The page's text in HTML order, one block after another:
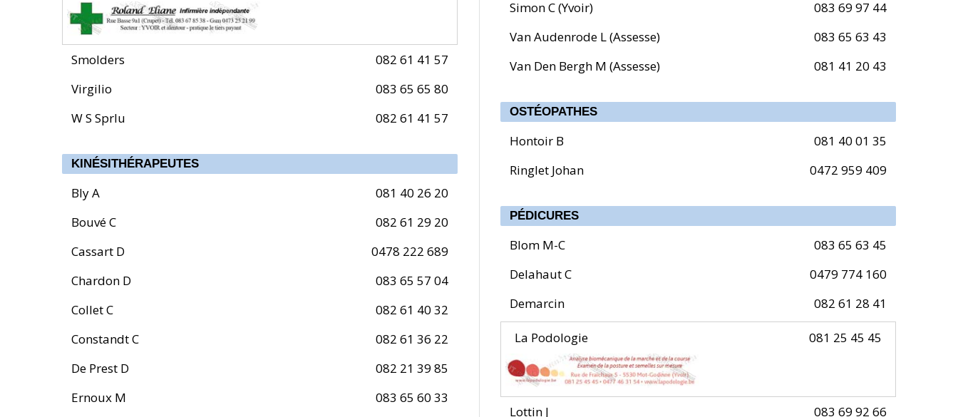
Smolders
082 61 41 57
Virgilio
083 65 65 80
W S Sprlu
082 61 41 57
KINÉSITHÉRAPEUTES
Bly A
081 40 26 20
Bouvé C
082 61 29 20
Cassart D
0478 222 689
Chardon D
083 65 57 04
Collet C
082 61 40 32
Constandt C
082 61 36 22
De Prest D
082 21 39 85
Ernoux M
083 65 60 33
Simon C (Yvoir)
083 69 97 44
Van Audenrode L (Assesse)
083 65 63 43
Van Den Bergh M (Assesse)
081 41 20 43
OSTÉOPATHES
Hontoir B
081 40 01 35
Ringlet Johan
0472 959 409
PÉDICURES
Blom M-C
083 65 63 45
Delahaut C
0479 774 160
Demarcin
082 61 28 41
La Podologie 081 25 45 45
Lottin J 083 69 92 66